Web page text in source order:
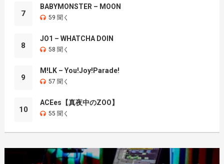
7
BABYMONSTER – MOON
59 聞く
8
JO1 – WHATCHA DOIN
58 聞く
9
M!LK – You!Joy!Parade!
57 聞く
10
ACEes【真夜中のZOO】
55 聞く